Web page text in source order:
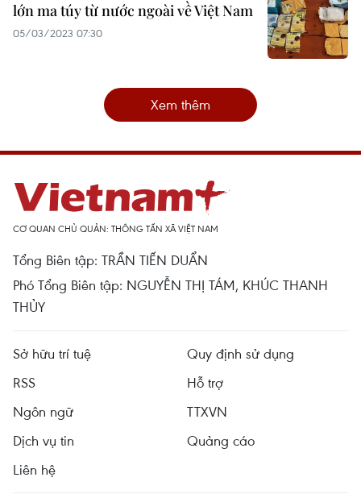
lớn ma túy từ nước ngoài về Việt Nam
05/03/2023 07:30
Xem thêm
CƠ QUAN CHỦ QUẢN: THÔNG TẤN XÃ VIỆT NAM
Tổng Biên tập: TRẦN TIẾN DUẨN
Phó Tổng Biên tập: NGUYỄN THỊ TÁM, KHÚC THANH
THỦY
Sở hữu trí tuệ
Quy định sử dụng
RSS
Hỗ trợ
Ngôn ngữ
TTXVN
Dịch vụ tin
Quảng cáo
Liên hệ